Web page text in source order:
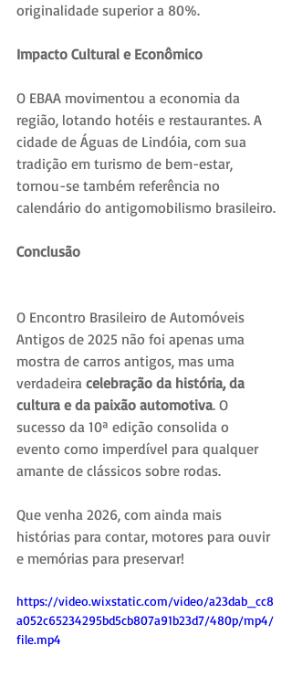
originalidade superior a 80%.
Impacto Cultural e Econômico
O EBAA movimentou a economia da
região, lotando hotéis e restaurantes. A
cidade de Águas de Lindóia, com sua
tradição em turismo de bem-estar,
tornou-se também referência no
calendário do antigomobilismo brasileiro.
Conclusão
O Encontro Brasileiro de Automóveis
Antigos de 2025 não foi apenas uma
mostra de carros antigos, mas uma
verdadeira celebração da história, da
cultura e da paixão automotiva. O
sucesso da 10ª edição consolida o
evento como imperdível para qualquer
amante de clássicos sobre rodas.
Que venha 2026, com ainda mais
histórias para contar, motores para ouvir
e memórias para preservar!
https://video.wixstatic.com/video/a23dab_cc8
a052c65234295bd5cb807a91b23d7/480p/mp4/
file.mp4